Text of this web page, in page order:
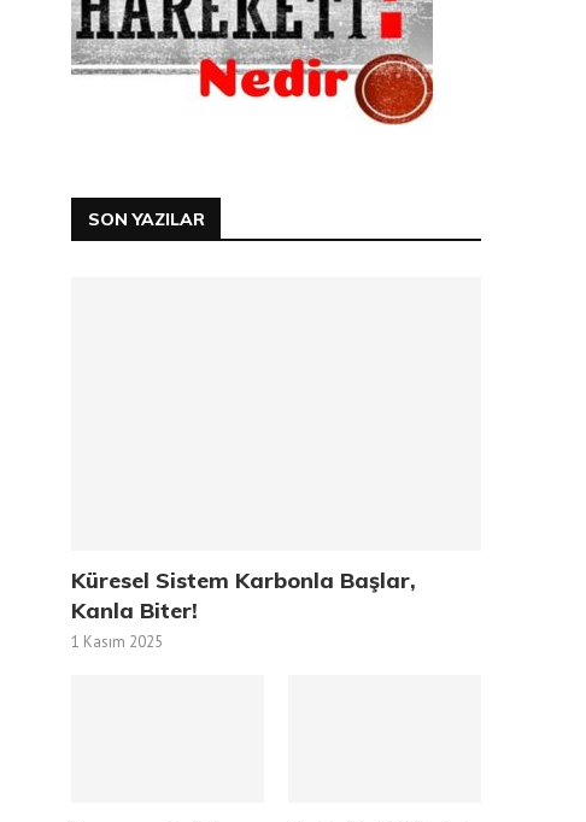
SON YAZILAR
Küresel Sistem Karbonla Başlar,
Kanla Biter!
1 Kasım 2025